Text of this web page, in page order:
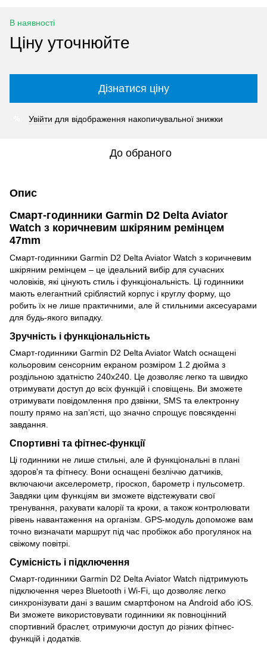
В наявності
Ціну уточнюйте
Дізнатися ціну
Увійти для відображення накопичувальної знижки
До обраного
Опис
Смарт-годинники Garmin D2 Delta Aviator
Watch з коричневим шкіряним ремінцем
47mm
Смарт-годинники Garmin D2 Delta Aviator Watch з коричневим
шкіряним ремінцем – це ідеальний вибір для сучасних
чоловіків, які цінують стиль і функціональність. Ці годинники
мають елегантний сріблястий корпус і круглу форму, що
робить їх не лише практичними, але й стильними аксесуарами
для будь-якого випадку.
Зручність і функціональність
Смарт-годинники Garmin D2 Delta Aviator Watch оснащені
кольоровим сенсорним екраном розміром 1.2 дюйма з
роздільною здатністю 240x240. Це дозволяє легко та швидко
отримувати доступ до всіх функцій і сповіщень. Ви зможете
отримувати повідомлення про дзвінки, SMS та електронну
пошту прямо на зап’ясті, що значно спрощує повсякденні
завдання.
Спортивні та фітнес-функції
Ці годинники не лише стильні, але й функціональні в плані
здоров'я та фітнесу. Вони оснащені безліччю датчиків,
включаючи акселерометр, гіроскоп, барометр і пульсометр.
Завдяки цим функціям ви зможете відстежувати свої
тренування, рахувати калорії та кроки, а також контролювати
рівень навантаження на організм. GPS-модуль допоможе вам
точно визначати маршрут під час пробіжок або прогулянок на
свіжому повітрі.
Сумісність і підключення
Смарт-годинники Garmin D2 Delta Aviator Watch підтримують
підключення через Bluetooth і Wi-Fi, що дозволяє легко
синхронізувати дані з вашим смартфоном на Android або iOS.
Ви зможете використовувати годинники як повноцінний
спортивний браслет, отримуючи доступ до різних фітнес-
функцій і додатків.